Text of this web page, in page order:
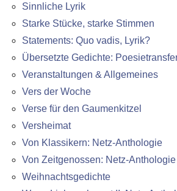
Sinnliche Lyrik
Starke Stücke, starke Stimmen
Statements: Quo vadis, Lyrik?
Übersetzte Gedichte:
Veranstaltungen & Allgemeines
Vers der Woche
Verse für den Gaumenkitzel
Versheimat
Von Klassikern: Netz-Anthologie
Von Zeitgenossen: Netz-Anthologie
Weihnachtsgedichte